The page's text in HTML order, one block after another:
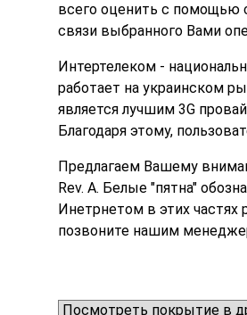
всего оценить с помощью
связи выбранного Вами
Интертелеком-
работает на украинском
является лучшим 3G
Благодаря этому,
ПредлагаемВашему
Rev. A. Белые "пятна"
Инетрнетом в этих частях
позвоните нашим